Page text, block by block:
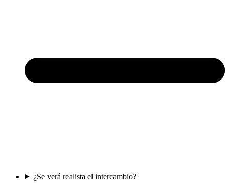
¿Se verá realista el intercambio?